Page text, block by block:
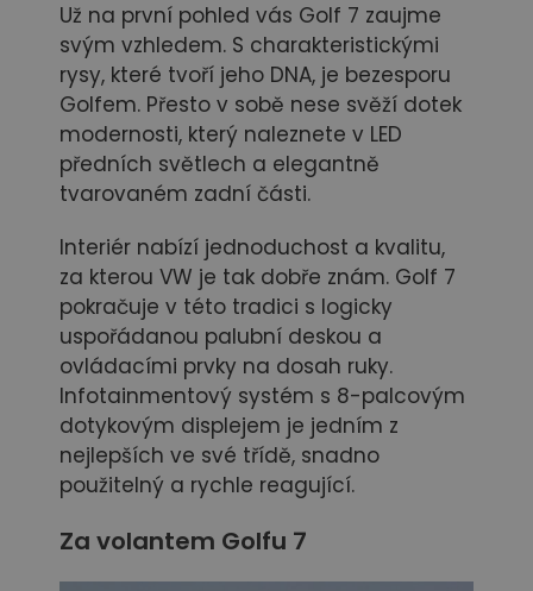
Už na první pohled vás Golf 7 zaujme
svým vzhledem. S charakteristickými
rysy, které tvoří jeho DNA, je bezesporu
Golfem. Přesto v sobě nese svěží dotek
modernosti, který naleznete v LED
předních světlech a elegantně
tvarovaném zadní části.
Interiér nabízí jednoduchost a kvalitu,
za kterou VW je tak dobře znám. Golf 7
pokračuje v této tradici s logicky
uspořádanou palubní deskou a
ovládacími prvky na dosah ruky.
Infotainmentový systém s 8-palcovým
dotykovým displejem je jedním z
nejlepších ve své třídě, snadno
použitelný a rychle reagující.
Za volantem Golfu 7